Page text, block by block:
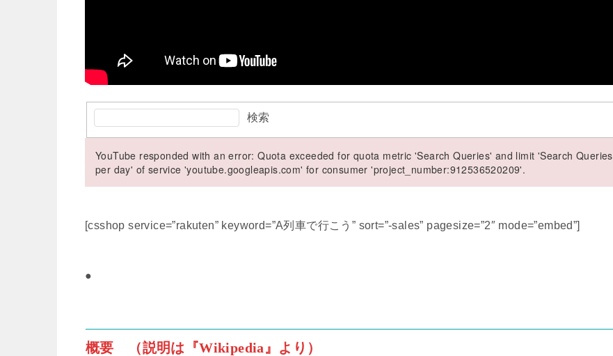
検索
YouTube responded with an error: Quota exceeded for quota metric 'Search Queries' and limit 'Search Queries
per day' of service 'youtube.googleapis.com' for consumer 'project_number:912536520209'.
[csshop service=”rakuten” keyword=”A列車で行こう” sort=”-sales” pagesize=”2″ mode=”embed”]
●
概要 （説明は『Wikipedia』より）